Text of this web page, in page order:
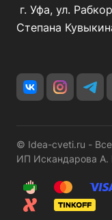
г. Уфа, ул.
Степана
© Idea-cveti.ru -
ИП Искандарова